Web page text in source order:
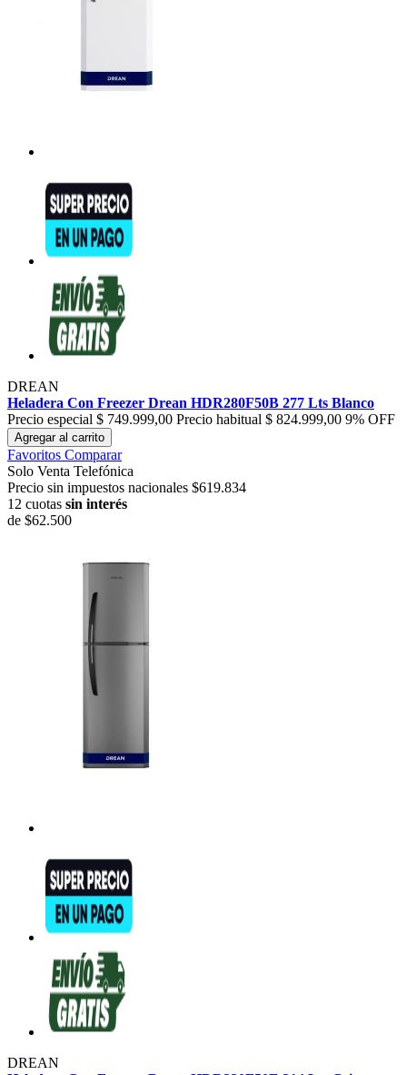
DREAN
Heladera Con Freezer Drean HDR280F50B 277 Lts Blanco
Precio especial $ 749.999,00 Precio habitual $ 824.999,00 9% OFF
Agregar al carrito
Favoritos Comparar
Solo Venta Telefónica
Precio sin impuestos nacionales $619.834
12 cuotas sin interés
de $62.500
DREAN